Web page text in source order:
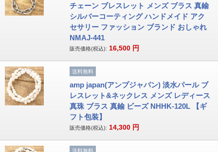
チェーン ブレスレット メンズ ブラス 真鍮
シルバーコーティング ハンドメイド アク
セサリー ファッション ブランド おしゃれ
NMAJ-441
販売価格(税込): 16,500 円
送料無料
amp japan(アンプジャパン) 淡水パール ブ
レスレット&ネックレス メンズ レディース
真珠 ブラス 真鍮 ビーズ NHHK-120L 【ギ
フト包装】
販売価格(税込): 14,300 円
送料無料